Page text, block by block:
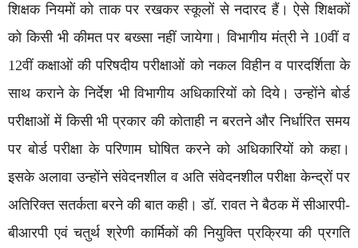
शिक्षक नियमों को ताक पर रखकर स्कूलों से नदारद हैं। ऐसे शिक्षकों
को किसी भी कीमत पर बख्सा नहीं जायेगा। विभागीय मंत्री ने 10वीं व
12वीं कक्षाओं की परिषदीय परीक्षाओं को नकल विहीन व पारदर्शिता के
साथ कराने के निर्देश भी विभागीय अधिकारियों को दिये। उन्होंने बोर्ड
परीक्षाओं में किसी भी प्रकार की कोताही न बरतने और निर्धारित समय
पर बोर्ड परीक्षा के परिणाम घोषित करने को अधिकारियों को कहा।
इसके अलावा उन्होंने संवेदनशील व अति संवेदनशील परीक्षा केन्द्रों पर
अतिरिक्त सतर्कता बरने की बात कही। डॉ. रावत ने बैठक में सीआरपी-
बीआरपी एवं चतुर्थ श्रेणी कार्मिकों की नियुक्ति प्रक्रिया की प्रगति